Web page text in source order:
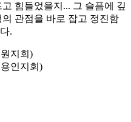
힘들었을지... 그 슬픔에 깊
관점을 바로 잡고 정진함
.
지회)
인지회)